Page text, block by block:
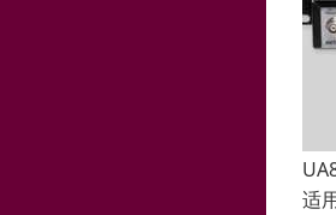
适